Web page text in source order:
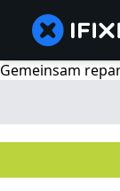
Gemeinsam